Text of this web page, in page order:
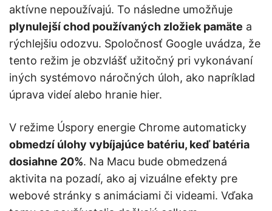
aktívne nepoužívajú. To následne umožňuje
plynulejší chod používaných zložiek pamäte a
rýchlejšiu odozvu. Spoločnosť Google uvádza, že
tento režim je obzvlášť užitočný pri vykonávaní
iných systémovo náročných úloh, ako napríklad
úprava videí alebo hranie hier.
V režime Úspory energie Chrome automaticky
obmedzí úlohy vybíjajúce batériu, keď batéria
dosiahne 20%. Na Macu bude obmedzená
aktivita na pozadí, ako aj vizuálne efekty pre
webové stránky s animáciami či videami. Vďaka